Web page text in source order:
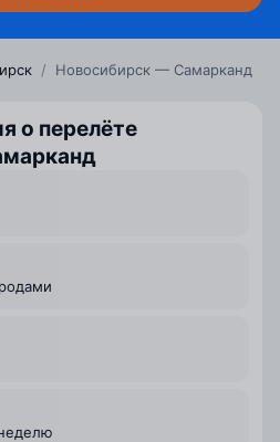
/ Новосибирск — Самарканд
о перелёте